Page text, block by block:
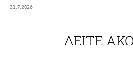
31.7.2026
ΔΕΙΤΕ